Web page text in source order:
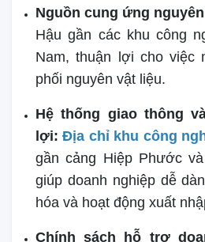
Nguồn cung ứng
Hậu gần các khu công
Nam, thuận lợi cho việc
phối nguyên vật liệu.
Hệ thống giao thông
lợi: Địa chỉ khu công
gần cảng Hiệp Phước
giúp doanh nghiệp dễ
hóa và hoạt động xuất
Chính sách hỗ trợ